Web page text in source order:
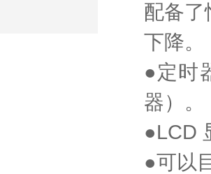
配备了
下降。
●定时
器）。
●LCD
●可以